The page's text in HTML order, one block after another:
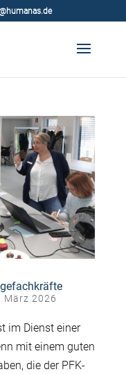
März 2026
im Dienst einer
mit einem guten
die der PFK-